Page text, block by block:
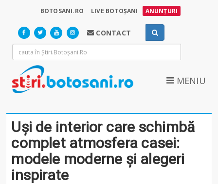
BOTOSANI.RO LIVE BOTOȘANI ANUNȚURI
CONTACT
MENIU
Uși de interior care schimbă
complet atmosfera casei:
modele moderne și alegeri
inspirate